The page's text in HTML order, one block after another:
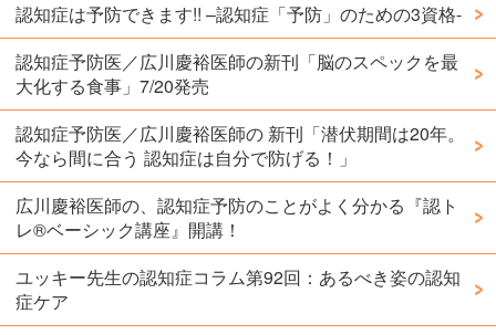
認知症は予防できます!! –認知症「予防」のための3資格-
認知症予防医／広川慶裕医師の新刊「脳のスペックを最
大化する食事」7/20発売
認知症予防医／広川慶裕医師の 新刊「潜伏期間は20年。
今なら間に合う 認知症は自分で防げる！」
広川慶裕医師の、認知症予防のことがよく分かる『認ト
レ®️ベーシック講座』開講！
ユッキー先生の認知症コラム第92回：あるべき姿の認知
症ケア